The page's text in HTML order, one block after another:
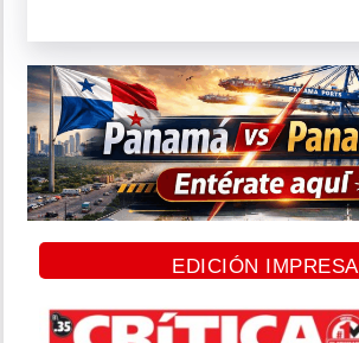
EDICIÓN IMPRESA